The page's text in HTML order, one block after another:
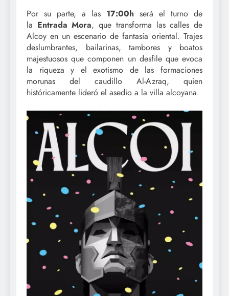
Por su parte, a las 17:00h será el turno de
la Entrada Mora, que transforma las calles de
Alcoy en un escenario de fantasía oriental. Trajes
deslumbrantes, bailarinas, tambores y boatos
majestuosos que componen un desfile que evoca
la riqueza y el exotismo de las formaciones
morunas del caudillo Al-Azraq, quien
históricamente lideró el asedio a la villa alcoyana.